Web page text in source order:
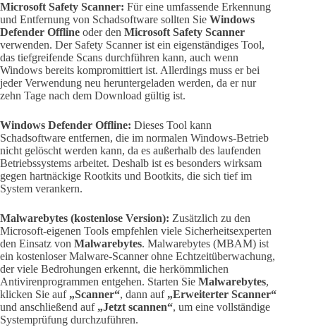
Microsoft Safety Scanner: Für eine umfassende Erkennung
und Entfernung von Schadsoftware sollten Sie Windows
Defender Offline oder den Microsoft Safety Scanner
verwenden. Der Safety Scanner ist ein eigenständiges Tool,
das tiefgreifende Scans durchführen kann, auch wenn
Windows bereits kompromittiert ist. Allerdings muss er bei
jeder Verwendung neu heruntergeladen werden, da er nur
zehn Tage nach dem Download gültig ist.
Windows Defender Offline: Dieses Tool kann
Schadsoftware entfernen, die im normalen Windows-Betrieb
nicht gelöscht werden kann, da es außerhalb des laufenden
Betriebssystems arbeitet. Deshalb ist es besonders wirksam
gegen hartnäckige Rootkits und Bootkits, die sich tief im
System verankern.
Malwarebytes (kostenlose Version): Zusätzlich zu den
Microsoft-eigenen Tools empfehlen viele Sicherheitsexperten
den Einsatz von Malwarebytes. Malwarebytes (MBAM) ist
ein kostenloser Malware-Scanner ohne Echtzeitüberwachung,
der viele Bedrohungen erkennt, die herkömmlichen
Antivirenprogrammen entgehen. Starten Sie Malwarebytes,
klicken Sie auf „Scanner“, dann auf „Erweiterter Scanner“
und anschließend auf „Jetzt scannen“, um eine vollständige
Systemprüfung durchzuführen.